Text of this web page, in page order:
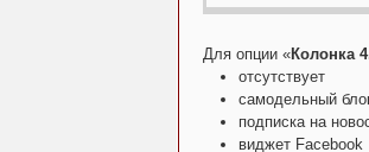
Для опции «Колонка
отсутствует
самодельный
подписка на
виджет Facebook